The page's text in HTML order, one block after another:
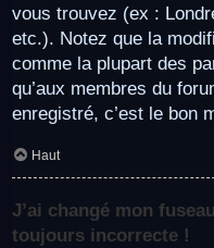
vous trouvez (ex :
etc.). Notez que la
comme la plupart des
qu’aux membres du
enregistré, c’est le bon
Haut
J’ai changé mon
toujours incorrecte !